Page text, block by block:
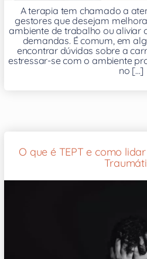
A terapia tem chamado a
gestores que desejam
ambiente de trabalho ou aliviar
demandas. É comum, em
encontrar dúvidas sobre a
estressar-se com o ambiente
no [...]
O que é TEPT e como